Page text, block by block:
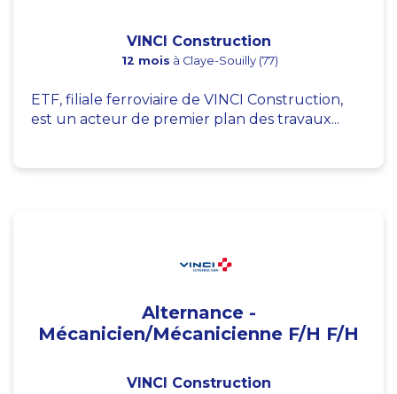
VINCI Construction
12 mois à Claye-Souilly (77)
ETF, filiale ferroviaire de VINCI Construction,
est un acteur de premier plan des travaux...
Alternance -
Mécanicien/Mécanicienne F/H F/H
VINCI Construction